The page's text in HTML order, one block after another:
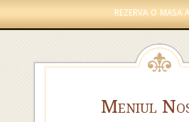
REZERVA O MASA
Meniul